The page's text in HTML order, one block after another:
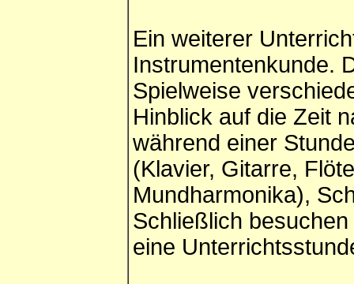
Ein weiterer
Instrumentenkunde.
Spielweise
Hinblick auf die Zeit
während einer
(Klavier, Gitarre,
Mundharmonika),
Schließlich
eine